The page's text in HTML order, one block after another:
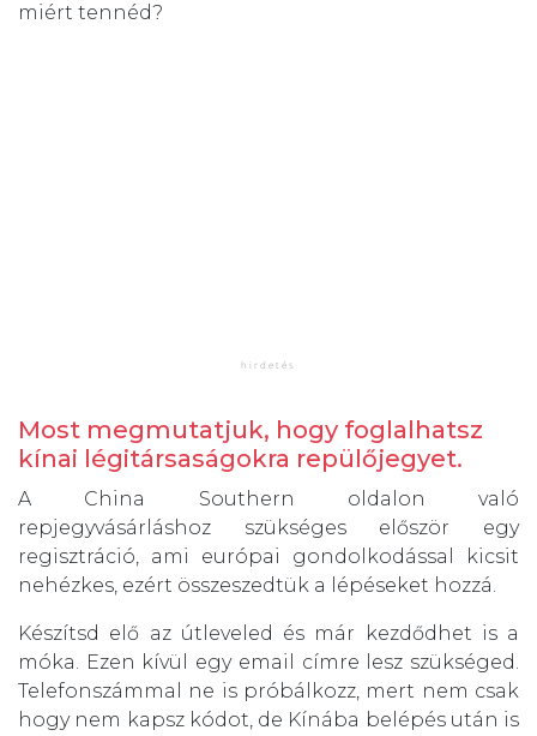
miért tennéd?
Most megmutatjuk, hogy foglalhatsz
kínai légitársaságokra repülőjegyet.
A China Southern oldalon való
repjegyvásárláshoz szükséges először egy
regisztráció, ami európai gondolkodással kicsit
nehézkes, ezért összeszedtük a lépéseket hozzá.
Készítsd elő az útleveled és már kezdődhet is a
móka. Ezen kívül egy email címre lesz szükséged.
Telefonszámmal ne is próbálkozz, mert nem csak
hogy nem kapsz kódot, de Kínába belépés után is